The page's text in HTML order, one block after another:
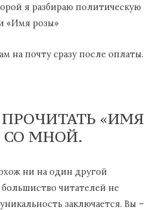
я разбираю политическую
«Имя розы»
на почту сразу после оплаты.
«ИМЯ
СО МНОЙ.
ни на один другой
читателей не
заключается. Вы –